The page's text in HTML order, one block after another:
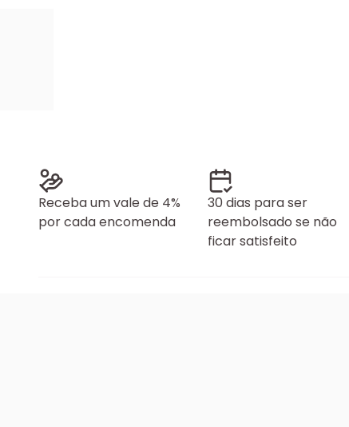
Receba um vale de 4%
por cada encomenda
30 dias para ser
reembolsado se não
ficar satisfeito